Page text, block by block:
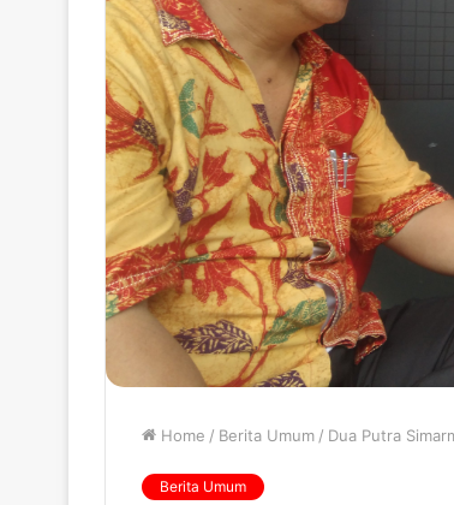
Home / Berita Umum / Dua Putra
Berita Umum